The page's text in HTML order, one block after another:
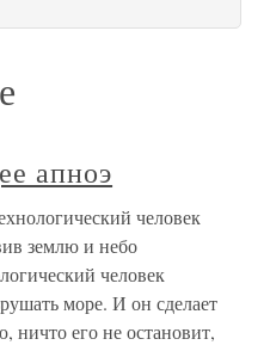
апноэ
человек
землю и небо
человек
море. И он сделает
ничто его не остановит,